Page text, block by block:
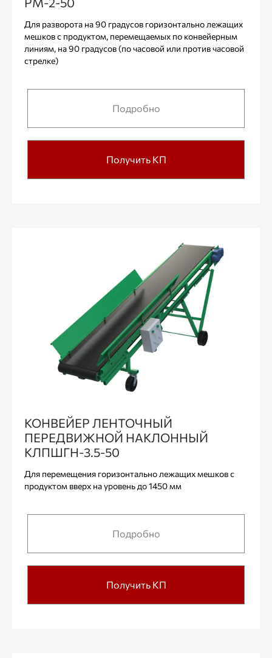
Для разворота на 90 градусов горизонтально лежащих
мешков с продуктом, перемещаемых по конвейерным
линиям, на 90 градусов (по часовой или против часовой
стрелке)
Подробно
Получить КП
КОНВЕЙЕР ЛЕНТОЧНЫЙ
ПЕРЕДВИЖНОЙ НАКЛОННЫЙ
КЛПШГН-3.5-50
Для перемещения горизонтально лежащих мешков с
продуктом вверх на уровень до 1450 мм
Подробно
Получить КП